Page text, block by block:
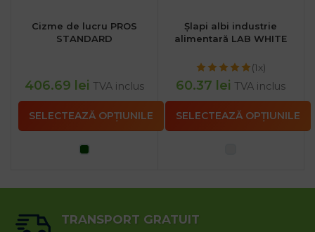
Cizme de lucru PROS
STANDARD
406.69 lei TVA inclus
SELECTEAZĂ OPȚIUNILE
Șlapi albi industrie
alimentară LAB WHITE
(1x)
60.37 lei TVA inclus
SELECTEAZĂ OPȚIUNILE
TRANSPORT GRATUIT